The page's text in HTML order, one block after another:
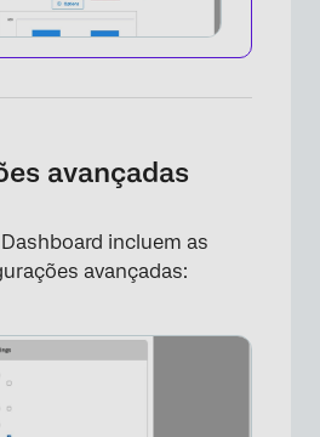
avançadas
incluem as
avançadas: